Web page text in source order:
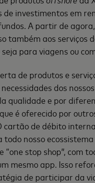
de investimentos em
A partir de
também aos serviços
seja para viagens ou
de produtos e
dos
qualidade e por
é oferecido por
cartão de débito
nosso
“one stop shop”, com
mesmo app. Isso
de participar da